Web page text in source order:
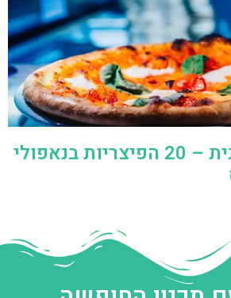
פיצה נאפוליטנית – 20 הפיצריות בנאפולי